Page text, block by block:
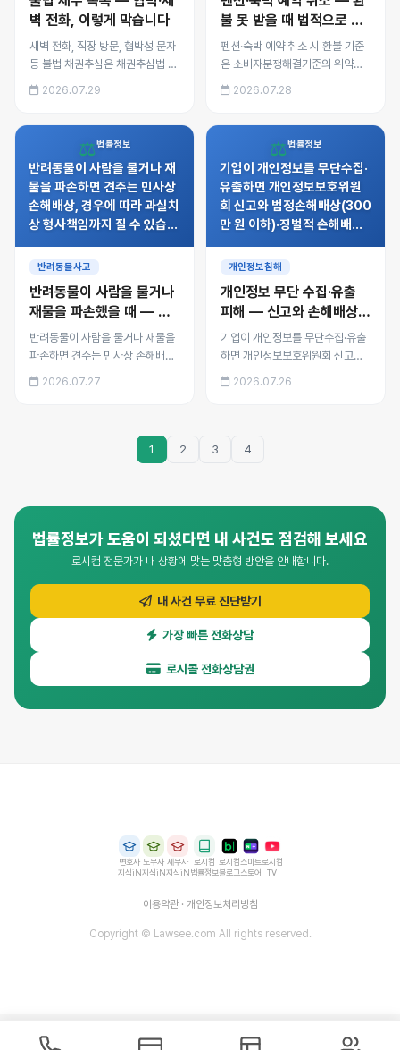
벽 전화, 이렇게 막습니다
새벽 전화, 직장 방문, 협박성 문자
등 불법 채권추심은 채권추심법 위
반으로 형사처벌 대상입니다. 금지
행위 유형, 녹취·캡처를 통한 증거
2026.07.29
불 못 받을 때 법적으로 대
응하는 방법
펜션·숙박 예약 취소 시 환불 기준
은 소비자분쟁해결기준의 위약금
표를 따릅니다. 성수기·비수기 위
약금율 차이, 업체 사정으로 인한
2026.07.28
⚖️법률정보
반려동물이 사람을 물거나 재
물을 파손하면 견주는 민사상
손해배상, 경우에 따라 과실치
상 형사책임까지 질 수 있습니
개 규정 위반 시 가중책임, 손
리했습니다.
반려동물사고
반려동물이 사람을 물거나
재물을 파손했을 때 — 법
적 책임
반려동물이 사람을 물거나 재물을
파손하면 견주는 민사상 손해배상,
경우에 따라 과실치상 형사책임까
지 질 수 있습니다. 맹견 관리 의무,
2026.07.27
⚖️법률정보
기업이 개인정보를 무단수집·
유출하면 개인정보보호위원
회 신고와 법정손해배상(300
만 원 이하)·징벌적 손해배상
신고 절차, 손해배상 입증 부
지 정리했습니다.
개인정보침해
개인정보 무단 수집·유출
피해 — 신고와 손해배상
청구
기업이 개인정보를 무단수집·유출
하면 개인정보보호위원회 신고와
법정손해배상(300만 원 이하)·징
벌적 손해배상(3배)을 청구할 수
까지 정리했습니다.
2026.07.26
1 2 3 4
법률정보가 도움이 되셨다면 내 사건도 점검해 보세요
로시컴 전문가가 내 상황에 맞는 맞춤형 방안을 안내합니다.
내 사건 무료 진단받기
가장 빠른 전화상담
로시콜 전화상담권
변호사
지식iN
노무사
지식iN
세무사
지식iN
로시컴
법률정보
로시컴
블로그
스마트
스토어
로시컴
TV
이용약관· 개인정보처리방침
Copyright © Lawsee.com All rights reserved.